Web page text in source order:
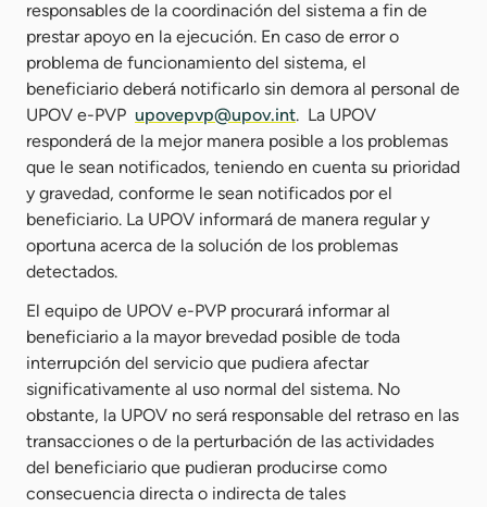
responsables de la coordinación del sistema a fin de
prestar apoyo en la ejecución. En caso de error o
problema de funcionamiento del sistema, el
beneficiario deberá notificarlo sin demora al personal de
UPOV e-PVP upovepvp@upov.int. La UPOV
responderá de la mejor manera posible a los problemas
que le sean notificados, teniendo en cuenta su prioridad
y gravedad, conforme le sean notificados por el
beneficiario. La UPOV informará de manera regular y
oportuna acerca de la solución de los problemas
detectados.
El equipo de UPOV e-PVP procurará informar al
beneficiario a la mayor brevedad posible de toda
interrupción del servicio que pudiera afectar
significativamente al uso normal del sistema. No
obstante, la UPOV no será responsable del retraso en las
transacciones o de la perturbación de las actividades
del beneficiario que pudieran producirse como
consecuencia directa o indirecta de tales